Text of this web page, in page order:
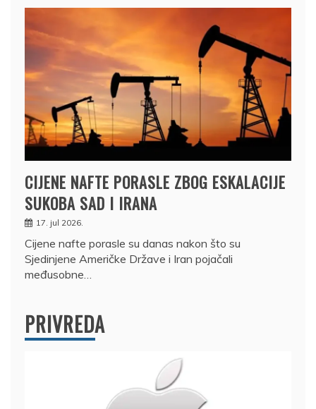
CIJENE NAFTE PORASLE ZBOG ESKALACIJE
SUKOBA SAD I IRANA
17. jul 2026.
Cijene nafte porasle su danas nakon što su
Sjedinjene Američke Države i Iran pojačali
međusobne…
PRIVREDA